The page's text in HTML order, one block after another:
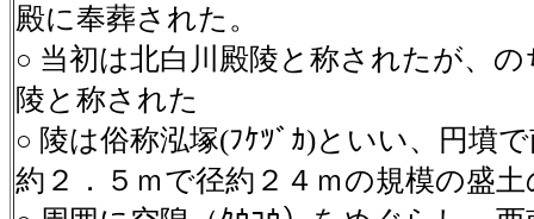
殿に奉葬された。
○ 当初は北白川殿陵と称されたが、
陵と称された
○ 陵は俗称泓塚(ﾌｹﾂﾞｶ)といい、円墳
約２．５ｍで径約２４ｍの規模の盛